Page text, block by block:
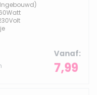
Vanaf
7,99